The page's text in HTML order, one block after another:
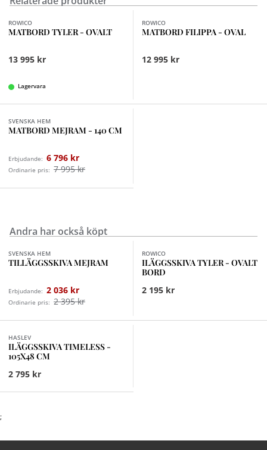
Finns i fler val (3)
ROWICO
MATBORD TYLER - OVALT
13 995 kr
Lagervara
ROWICO
MATBORD FILIPPA - OVAL
12 995 kr
SVENSKA HEM
MATBORD MEJRAM - 140 CM
Erbjudande: 6 796 kr
Ordinarie pris: 7 995 kr
Andra har också köpt
Finns i fler val (3)
SVENSKA HEM
TILLÄGGSSKIVA MEJRAM
Erbjudande: 2 036 kr
Ordinarie pris: 2 395 kr
ROWICO
ILÄGGSSKIVA TYLER - OVALT
BORD
2 195 kr
HASLEV
ILÄGGSSKIVA TIMELESS -
105X48 CM
2 795 kr
;